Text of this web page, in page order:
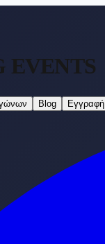
EVENTS
Blog Εγγραφή